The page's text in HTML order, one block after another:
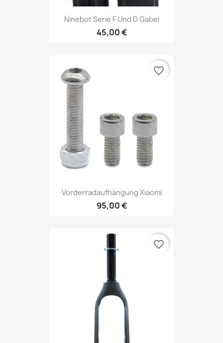
Ninebot Serie F Und D Gabel
45,00 €
Vorderradaufhängung Xiaomi
95,00 €
favorite_border
favorite_border